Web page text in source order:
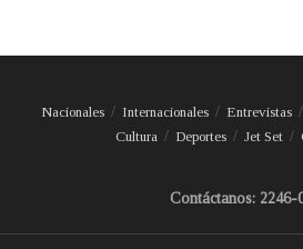
Nacionales Internacionales Entrevistas
Cultura
Deportes Jet Set
Contáctanos: 2246-